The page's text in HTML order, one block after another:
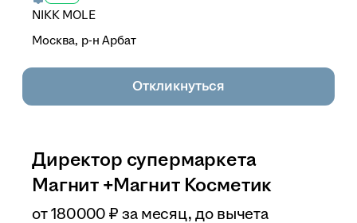
NIKK MOLE
Москва, р-н Арбат
Откликнуться
Директор супермаркета
Магнит +Магнит Косметик
от180 000 ₽ за месяц, до вычета